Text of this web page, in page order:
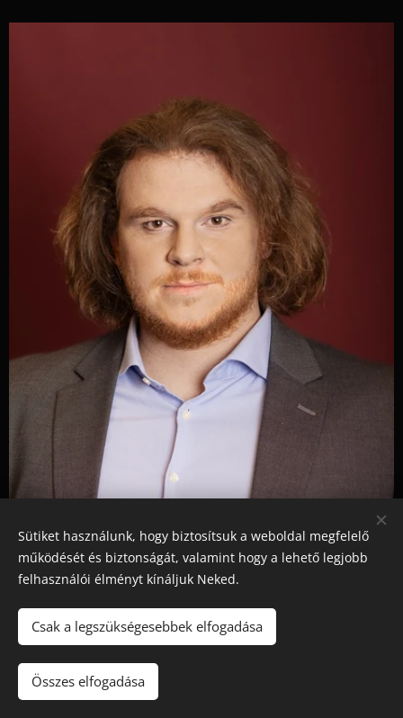
Gál Máté
Sütiket használunk, hogy biztosítsuk a weboldal megfelelő
működését és biztonságát, valamint hogy a lehető legjobb
felhasználói élményt kínáljuk Neked.
Csak a legszükségesebbek elfogadása
Összes elfogadása